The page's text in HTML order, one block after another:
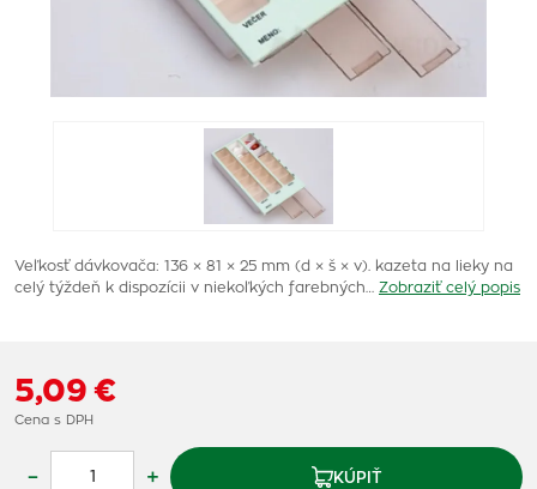
Veľkosť dávkovača: 136 × 81 × 25 mm (d × š × v). kazeta na lieky na
celý týždeň k dispozícii v niekoľkých farebných…
Zobraziť celý popis
5,09 €
Cena s DPH
– + KÚPIŤ